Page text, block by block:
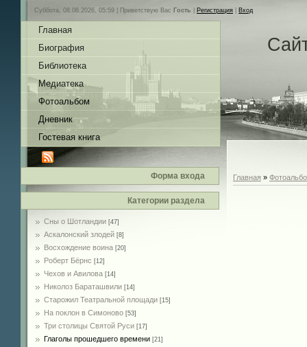
Суббота, 08.08.2026, 05:59 | Приветствую Вас Гость Регистрация Вход
Главная
Биография
Библиотека
Медиатека
Фотоальбом
Дневник
Гостевая книга
Форма входа
Категории раздела
Сны о Шотландии [47]
Аскалонский злодей [8]
Восхождение воина [20]
Роберт Бёрнс [12]
Чехов и Авилова [14]
Николоз Бараташвили [14]
Cтарожил Театральной площади [15]
На поклон в Симоново [53]
Три столицы Святой Руси [17]
Глаголы прошедшего времени [21]
Главная »